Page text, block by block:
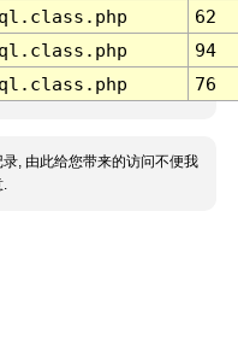
62
94
76
, 由此给您带来的访问不便我
.